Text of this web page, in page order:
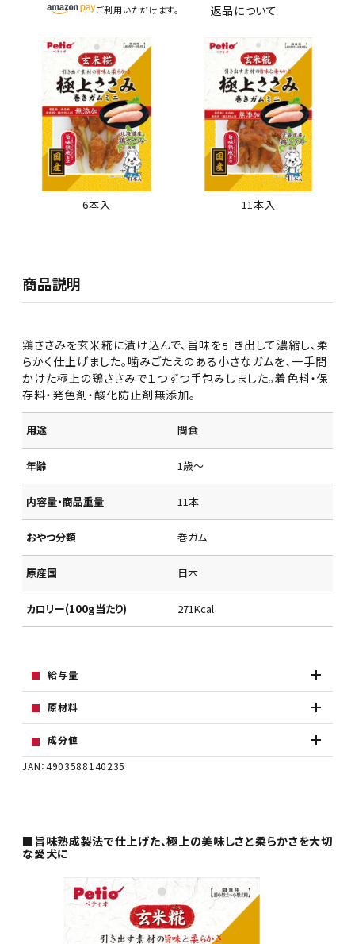
ご利用いただけます。 返品について
6本入 11本入
商品説明
鶏ささみを玄米糀に漬け込んで、旨味を引き出して濃縮し、柔
らかく仕上げました。噛みごたえのある小さなガムを、一手間
かけた極上の鶏ささみで１つずつ手包みしました。着色料・保
存料・発色剤・酸化防止剤無添加。
用途 間食
年齢 1歳～
内容量・商品重量 11本
おやつ分類 巻ガム
原産国 日本
カロリー(100g当たり) 271Kcal
給与量
原材料
成分値
JAN：4903588140235
■旨味熟成製法で仕上げた、極上の美味しさと柔らかさを大切
な愛犬に